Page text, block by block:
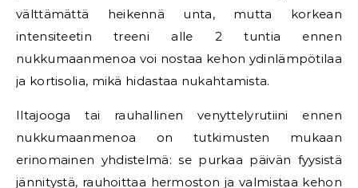
välttämättä heikennä unta, mutta korkean
intensiteetin treeni alle 2 tuntia ennen
nukkumaanmenoa voi nostaa kehon ydinlämpötilaa
ja kortisolia, mikä hidastaa nukahtamista.
Iltajooga tai rauhallinen venyttelyrutiini ennen
nukkumaanmenoa on tutkimusten mukaan
erinomainen yhdistelmä: se purkaa päivän fyysistä
jännitystä, rauhoittaa hermoston ja valmistaa kehon